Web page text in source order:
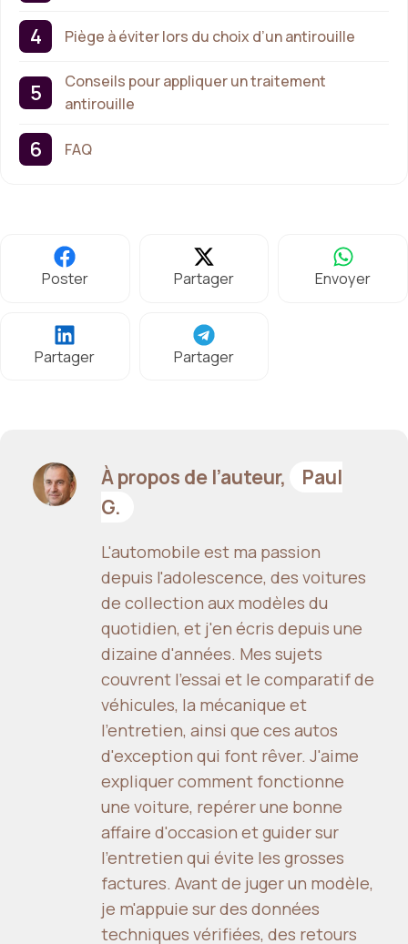
Piège à éviter lors du choix d’un antirouille
Conseils pour appliquer un traitement
antirouille
FAQ
Poster Partager Envoyer
Partager Partager
À propos de l’auteur,
Paul
G.
L'automobile est ma passion
depuis l'adolescence, des voitures
de collection aux modèles du
quotidien, et j'en écris depuis une
dizaine d'années. Mes sujets
couvrent l'essai et le comparatif de
véhicules, la mécanique et
l'entretien, ainsi que ces autos
d'exception qui font rêver. J'aime
expliquer comment fonctionne
une voiture, repérer une bonne
affaire d'occasion et guider sur
l'entretien qui évite les grosses
factures. Avant de juger un modèle,
je m'appuie sur des données
techniques vérifiées, des retours